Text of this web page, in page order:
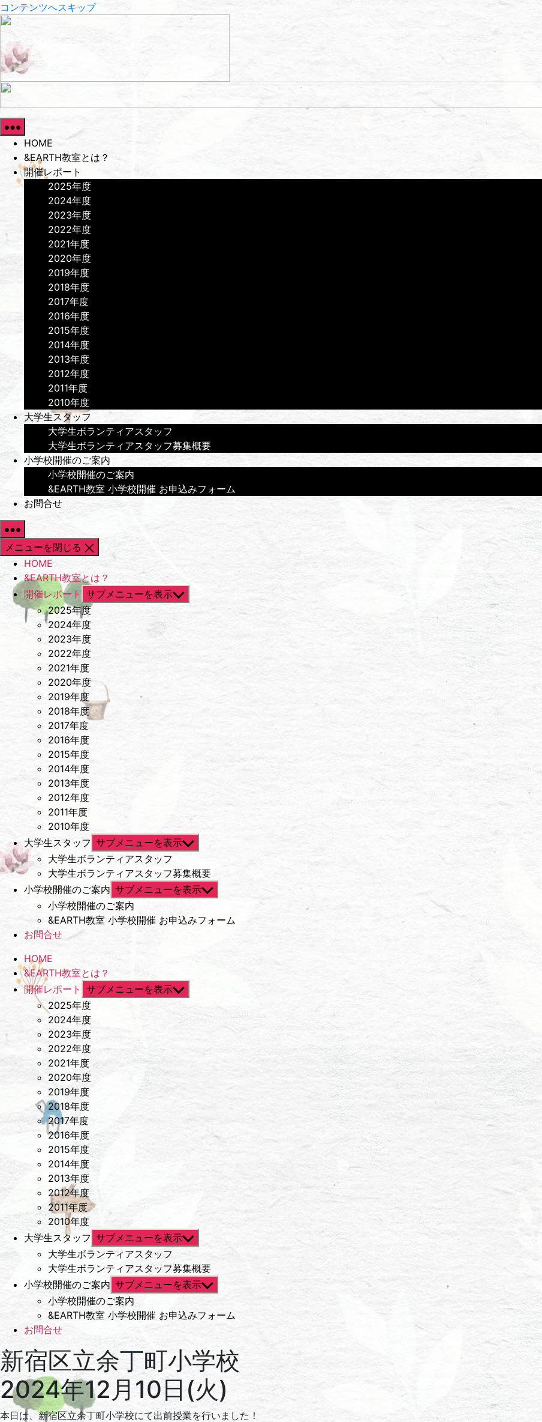
コンテンツへスキップ
HOME
&EARTH教室とは？
開催レポート
2025年度
2024年度
2023年度
2022年度
2021年度
2020年度
2019年度
2018年度
2017年度
2016年度
2015年度
2014年度
2013年度
2012年度
2011年度
2010年度
大学生スタッフ
大学生ボランティアスタッフ
大学生ボランティアスタッフ募集概要
小学校開催のご案内
小学校開催のご案内
&EARTH教室 小学校開催 お申込みフォーム
お問合せ
メニューを閉じる
HOME
&EARTH教室とは？
開催レポート サブメニューを表示
2025年度
2024年度
2023年度
2022年度
2021年度
2020年度
2019年度
2018年度
2017年度
2016年度
2015年度
2014年度
2013年度
2012年度
2011年度
2010年度
大学生スタッフ サブメニューを表示
大学生ボランティアスタッフ
大学生ボランティアスタッフ募集概要
小学校開催のご案内 サブメニューを表示
小学校開催のご案内
&EARTH教室 小学校開催 お申込みフォーム
お問合せ
HOME
&EARTH教室とは？
開催レポート サブメニューを表示
2025年度
2024年度
2023年度
2022年度
2021年度
2020年度
2019年度
2018年度
2017年度
2016年度
2015年度
2014年度
2013年度
2012年度
2011年度
2010年度
大学生スタッフ サブメニューを表示
大学生ボランティアスタッフ
大学生ボランティアスタッフ募集概要
小学校開催のご案内 サブメニューを表示
小学校開催のご案内
&EARTH教室 小学校開催 お申込みフォーム
お問合せ
新宿区立余丁町小学校
2024年12月10日(火)
本日は、新宿区立余丁町小学校にて出前授業を行いました！